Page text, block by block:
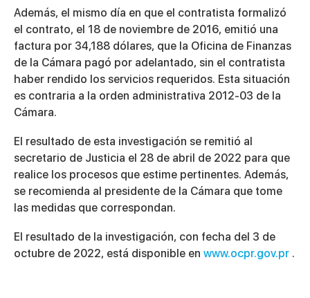
Además, el mismo día en que el contratista formalizó
el contrato, el 18 de noviembre de 2016, emitió una
factura por 34,188 dólares, que la Oficina de Finanzas
de la Cámara pagó por adelantado, sin el contratista
haber rendido los servicios requeridos. Esta situación
es contraria a la orden administrativa 2012-03 de la
Cámara.
El resultado de esta investigación se remitió al
secretario de Justicia el 28 de abril de 2022 para que
realice los procesos que estime pertinentes. Además,
se recomienda al presidente de la Cámara que tome
las medidas que correspondan.
El resultado de la investigación, con fecha del 3 de
octubre de 2022, está disponible en www.ocpr.gov.pr .